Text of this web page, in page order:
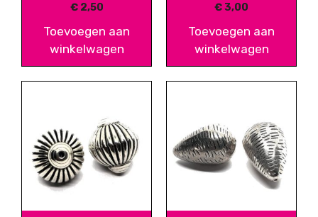
€2,50
Toevoegen aan
winkelwagen
€3,00
Toevoegen aan
winkelwagen